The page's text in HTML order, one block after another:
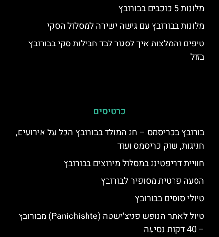
מלונות 5 כוכבים בבורובץ
מלונות בבורובץ עם גישה ישירה למסלול הסקי
טיפים והמלצות איך לסגור לבד חבילות סקי בבורובץ
בזול
כרטיסים
בורובץ בכריסמס – חג המולד בבורובץ הכל על אירועים,
חגיגות, שוק כריסמס ועוד
חוויית דריפטינג במסלול מירוצים בבורובץ
הסעה פרטית מסופיה לבורובץ
טיולי סוסים בבורובץ
טיול לאתר הנופש פניצ'ישטה (Panichishte) מבורובץ
– 40 דקות נסיעה